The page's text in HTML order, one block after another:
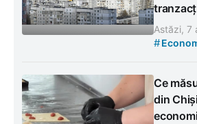
Astăzi, 7
#
Ce
din